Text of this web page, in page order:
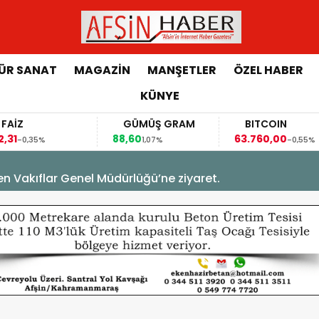
SANAT MAGAZİN MANŞETLER ÖZEL HABER
KÜNYE
FAİZ
-0,35%
GÜMÜŞ GRAM
88,601,07%
BITCOIN
63.760,00-0,55%
Vakıflar Genel Müdürlüğü’ne ziyaret.